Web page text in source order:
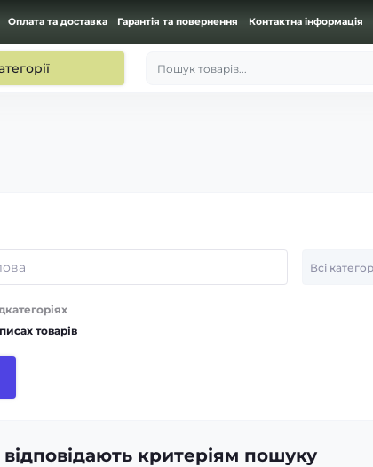
Оплата та доставка Гарантія та повернення Контактна інформація
Пошук товарів...
товарів
критеріям пошуку